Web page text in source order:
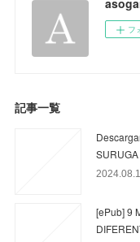
フ
記事一覧
[ePub] 9